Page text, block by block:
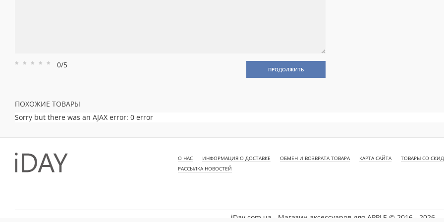
Рейтинг
Рейтинг
Рейтинг
Рейтинг
Рейтинг
0/5 ПРОДОЛЖИТЬ
ПОХОЖИЕ ТОВАРЫ
Sorry but there was an AJAX error: 0 error
О НАС ИНФОРМАЦИЯ О ДОСТАВКЕ ОБМЕН И ВОЗВРАТА ТОВАРА КАРТА САЙТА
ТОВАРЫ СО
РАССЫЛКА НОВОСТЕЙ
iDay.com.ua - Магазин аксессуаров для APPLE © 2016 - 2026